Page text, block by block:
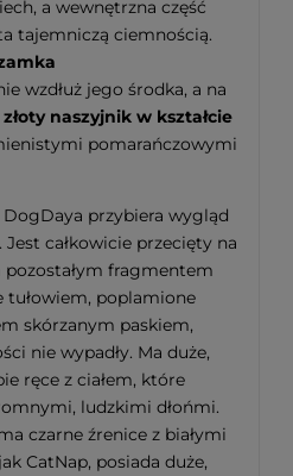
a wewnętrzna część
tajemniczą ciemnością.
wzdłuż jego środka, a na
złoty naszyjnik w kształcie
pomarańczowymi
DogDaya przybiera wygląd
całkowicie przecięty na
pozostałym fragmentem
tułowiem, poplamione
skórzanym paskiem,
nie wypadły. Ma duże,
ręce z ciałem, które
ludzkimi dłońmi.
czarne źrenice z białymi
CatNap, posiada duże,